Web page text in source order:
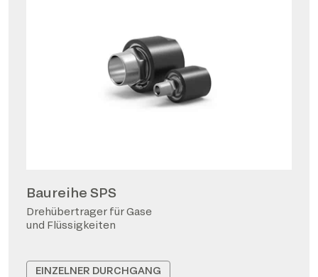
Baureihe SPS
Drehübertrager für Gase
und Flüssigkeiten
EINZELNER DURCHGANG